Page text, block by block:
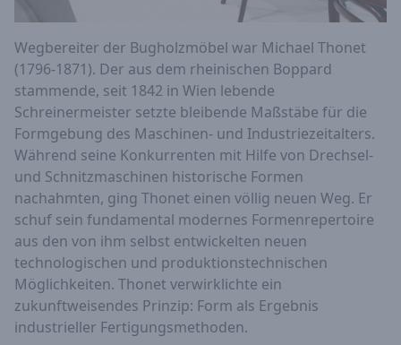
Wegbereiter der Bugholzmöbel war Michael Thonet
(1796-1871). Der aus dem rheinischen Boppard
stammende, seit 1842 in Wien lebende
Schreinermeister setzte bleibende Maßstäbe für die
Formgebung des Maschinen- und Industriezeitalters.
Während seine Konkurrenten mit Hilfe von Drechsel-
und Schnitzmaschinen historische Formen
nachahmten, ging Thonet einen völlig neuen Weg. Er
schuf sein fundamental modernes Formenrepertoire
aus den von ihm selbst entwickelten neuen
technologischen und produktionstechnischen
Möglichkeiten. Thonet verwirklichte ein
zukunftweisendes Prinzip: Form als Ergebnis
industrieller Fertigungsmethoden.